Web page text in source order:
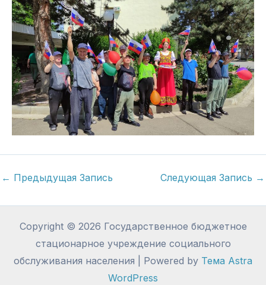
← Предыдущая Запись Следующая Запись →
Copyright © 2026 Государственное бюджетное
стационарное учреждение социального
обслуживания населения | Powered by Тема Astra
WordPress